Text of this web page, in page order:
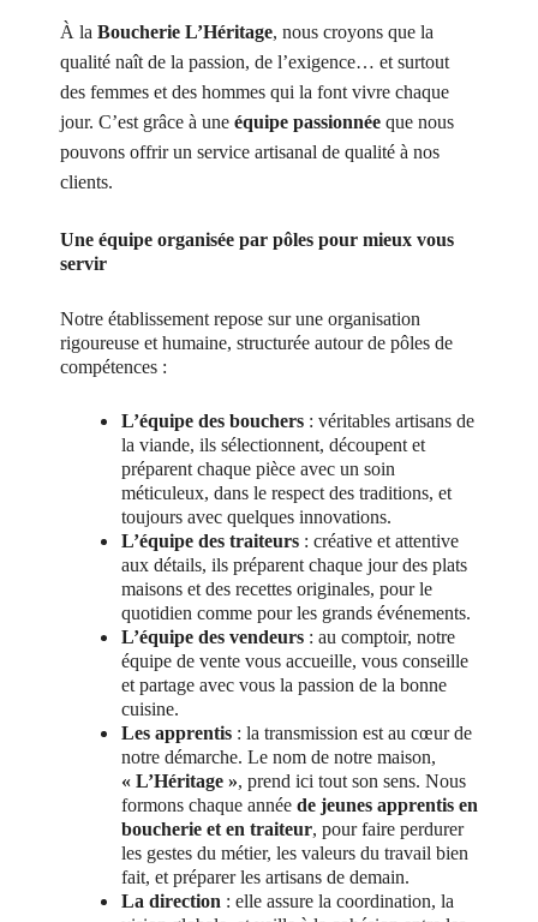
À la Boucherie L’Héritage, nous croyons que la
qualité naît de la passion, de l’exigence… et surtout
des femmes et des hommes qui la font vivre chaque
jour. C’est grâce à une équipe passionnée que nous
pouvons offrir un service artisanal de qualité à nos
clients.
Une équipe organisée par pôles pour mieux vous
servir
Notre établissement repose sur une organisation
rigoureuse et humaine, structurée autour de pôles de
compétences :
L’équipe des bouchers : véritables artisans de
la viande, ils sélectionnent, découpent et
préparent chaque pièce avec un soin
méticuleux, dans le respect des traditions, et
toujours avec quelques innovations.
L’équipe des traiteurs : créative et attentive
aux détails, ils préparent chaque jour des plats
maisons et des recettes originales, pour le
quotidien comme pour les grands événements.
L’équipe des vendeurs : au comptoir, notre
équipe de vente vous accueille, vous conseille
et partage avec vous la passion de la bonne
cuisine.
Les apprentis : la transmission est au cœur de
notre démarche. Le nom de notre maison,
« L’Héritage », prend ici tout son sens. Nous
formons chaque année de jeunes apprentis en
boucherie et en traiteur, pour faire perdurer
les gestes du métier, les valeurs du travail bien
fait, et préparer les artisans de demain.
La direction : elle assure la coordination, la